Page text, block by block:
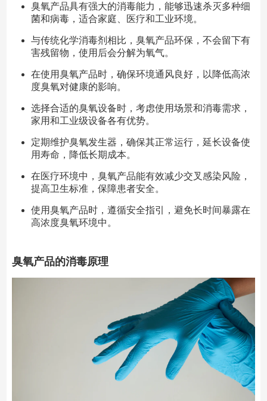
臭氧产品具有强大的消毒能力，能够迅速杀灭多种细
菌和病毒，适合家庭、医疗和工业环境。
与传统化学消毒剂相比，臭氧产品环保，不会留下有
害残留物，使用后会分解为氧气。
在使用臭氧产品时，确保环境通风良好，以降低高浓
度臭氧对健康的影响。
选择合适的臭氧设备时，考虑使用场景和消毒需求，
家用和工业级设备各有优势。
定期维护臭氧发生器，确保其正常运行，延长设备使
用寿命，降低长期成本。
在医疗环境中，臭氧产品能有效减少交叉感染风险，
提高卫生标准，保障患者安全。
使用臭氧产品时，遵循安全指引，避免长时间暴露在
高浓度臭氧环境中。
臭氧产品的消毒原理